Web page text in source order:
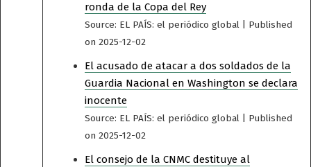
ronda de la Copa del Rey
Source: EL PAÍS: el periódico global
Published
on 2025-12-02
El acusado de atacar a dos soldados de la
Guardia Nacional en Washington se declara
inocente
Source: EL PAÍS: el periódico global
Published
on 2025-12-02
El consejo de la CNMC destituye al